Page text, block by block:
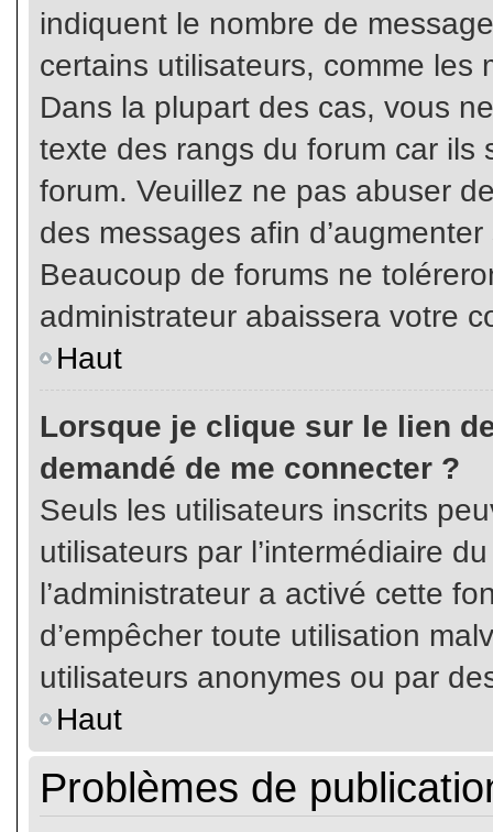
indiquent le nombre de
certains utilisateurs, comme les
Dans la plupart des cas, vous
texte des rangs du forum car ils
forum. Veuillez ne pas abuser
des messages afin
Beaucoup de forums ne
administrateur abaissera votre
Haut
Lorsque je clique sur le lien
demandé de me connecter ?
Seuls les utilisateurs inscrits
utilisateurs par l’intermédiaire
l’administrateur a activé cette
d’empêcher toute utilisation
utilisateurs anonymes ou par
Haut
Problèmes de